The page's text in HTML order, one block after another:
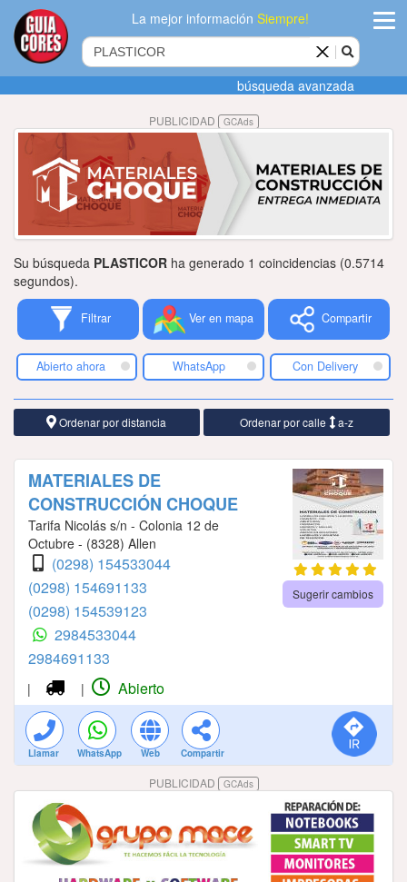
La mejor informaciónSiempre!
Agregar
empresa
Actualizar
datos
Publicidad
Tiendacores
Contactenos
búsqueda avanzada
PUBLICIDAD GCAds
Su búsqueda PLASTICOR ha generado 1 coincidencias (0.5714
segundos).
Filtrar Ver en mapa Compartir
Abierto ahora WhatsApp Con Delivery
Ordenar por distancia Ordenar por calle a-z
MATERIALES DE
CONSTRUCCIÓN CHOQUE
Tarifa Nicolás s/n - Colonia 12 de
Octubre - (8328) Allen
(0298) 154533044
(0298) 154691133
(0298) 154539123
2984533044
2984691133
Sugerir cambios
| | Abierto
Llamar WhatsApp Web Compartir
PUBLICIDAD GCAds